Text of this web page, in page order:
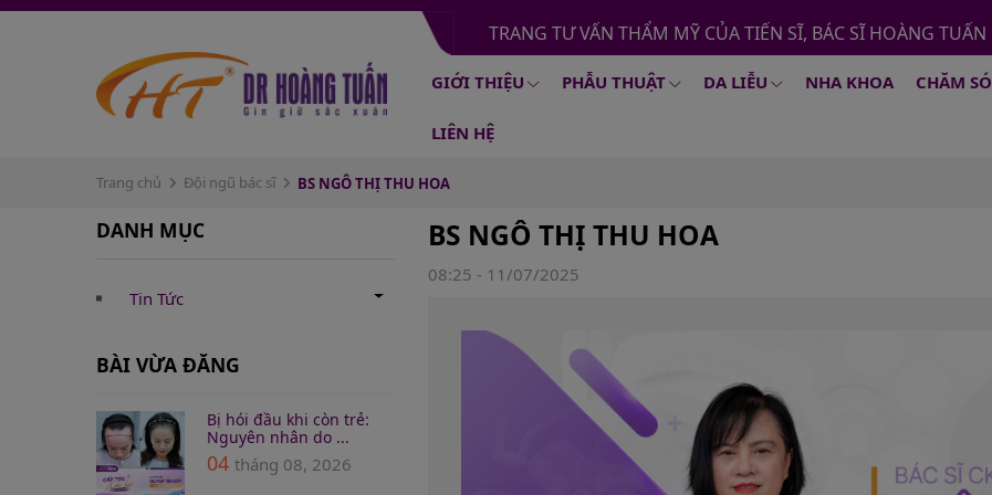
TRANG TƯ VẤN THẨM MỸ CỦA TIẾN SĨ, BÁC SĨ HOÀNG TUẤN
GIỚI THIỆU PHẪU THUẬT DA LIỄU NHA KHOA CHĂM
LIÊN HỆ
Trang chủ Đội ngũ bác sĩ BS NGÔ THỊ THU HOA
DANH MỤC
Tin Tức
BÀI VỪA ĐĂNG
Bị hói đầu khi còn trẻ:
Nguyên nhân do ...
04 tháng 08, 2026
BS NGÔ THỊ THU HOA
08:25 - 11/07/2025